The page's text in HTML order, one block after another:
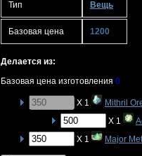
Тип Вещь
Базовая цена 1200
Делается из:
Базовая цена изготовления 0
X 1
Mithril
X 1
X 1
Major